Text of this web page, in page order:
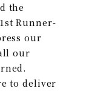
the
Runner-
our
our
to deliver